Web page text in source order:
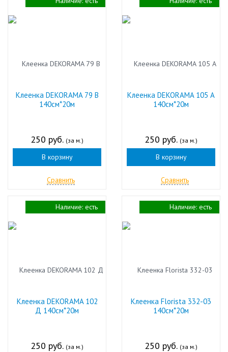
Клеенка DEKORAMA 79 В
140см*20м
250 руб. (за м.)
В корзину
Сравнить
Клеенка DEKORAMA 105 А
140см*20м
250 руб. (за м.)
В корзину
Сравнить
Клеенка DEKORAMA 102
Д 140см*20м
250 руб. (за м.)
Наличие: есть
Клеенка Florista 332-03
140см*20м
250 руб. (за м.)
Наличие: есть